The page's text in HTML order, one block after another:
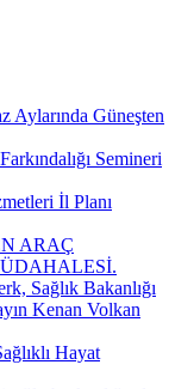
Aylarında Güneşten
Semineri
İl Planı
ARAÇ
Sağlık Bakanlığı
Kenan Volkan
Hayat